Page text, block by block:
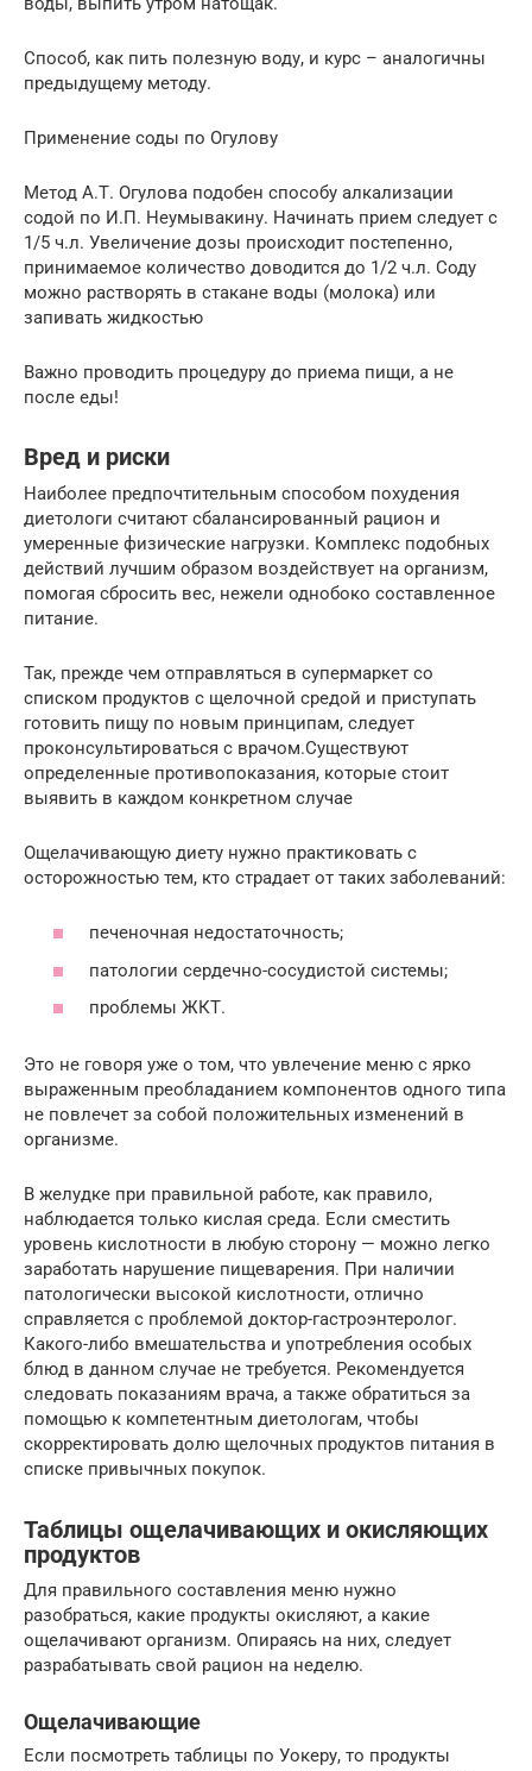
Способ, как пить полезную воду, и курс – аналогичны
предыдущему методу.
Применение соды по Огулову
Метод А.Т. Огулова подобен способу алкализации
содой по И.П. Неумывакину. Начинать прием следует с
1/5 ч.л. Увеличение дозы происходит постепенно,
принимаемое количество доводится до 1/2 ч.л. Соду
можно растворять в стакане воды (молока) или
запивать жидкостью
Важно проводить процедуру до приема пищи, а не
после еды!
Вред и риски
Наиболее предпочтительным способом похудения
диетологи считают сбалансированный рацион и
умеренные физические нагрузки. Комплекс подобных
действий лучшим образом воздействует на организм,
помогая сбросить вес, нежели однобоко составленное
питание.
Так, прежде чем отправляться в супермаркет со
списком продуктов с щелочной средой и приступать
готовить пищу по новым принципам, следует
проконсультироваться с врачом.Существуют
определенные противопоказания, которые стоит
выявить в каждом конкретном случае
Ощелачивающую диету нужно практиковать с
осторожностью тем, кто страдает от таких заболеваний:
печеночная недостаточность;
патологии сердечно-сосудистой системы;
проблемы ЖКТ.
Это не говоря уже о том, что увлечение меню с ярко
выраженным преобладанием компонентов одного типа
не повлечет за собой положительных изменений в
организме.
В желудке при правильной работе, как правило,
наблюдается только кислая среда. Если сместить
уровень кислотности в любую сторону — можно легко
заработать нарушение пищеварения. При наличии
патологически высокой кислотности, отлично
справляется с проблемой доктор-гастроэнтеролог.
Какого-либо вмешательства и употребления особых
блюд в данном случае не требуется. Рекомендуется
следовать показаниям врача, а также обратиться за
помощью к компетентным диетологам, чтобы
скорректировать долю щелочных продуктов питания в
списке привычных покупок.
Таблицы ощелачивающих и окисляющих
продуктов
Для правильного составления меню нужно
разобраться, какие продукты окисляют, а какие
ощелачивают организм. Опираясь на них, следует
разрабатывать свой рацион на неделю.
Ощелачивающие
Если посмотреть таблицы по Уокеру, то продукты